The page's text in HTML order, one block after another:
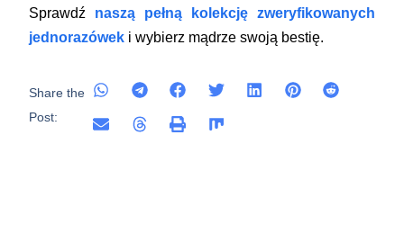
Sprawdź naszą pełną kolekcję zweryfikowanych
jednorazówek i wybierz mądrze swoją bestię.
Share the
Post: